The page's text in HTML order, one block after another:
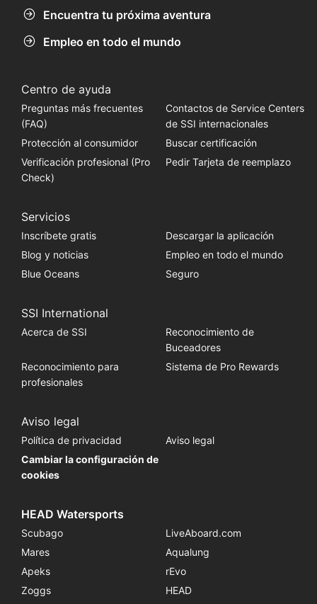
Encuentra tu próxima aventura
Empleo en todo el mundo
Centro de ayuda
Preguntas más frecuentes
(FAQ)
Contactos de Service Centers
de SSI internacionales
Protección al consumidor
Buscar certificación
Verificación profesional (Pro
Check)
Pedir Tarjeta de reemplazo
Servicios
Inscríbete gratis
Descargar la aplicación
Blog y noticias
Empleo en todo el mundo
Blue Oceans
Seguro
SSI International
Acerca de SSI
Reconocimiento de
Buceadores
Reconocimiento para
profesionales
Sistema de Pro Rewards
Aviso legal
Política de privacidad
Aviso legal
Cambiar la configuración de
cookies
HEAD Watersports
Scubago
LiveAboard.com
Mares
Aqualung
Apeks
rEvo
Zoggs
HEAD